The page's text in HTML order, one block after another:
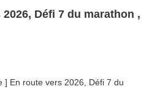
Défi 7 du marathon ,